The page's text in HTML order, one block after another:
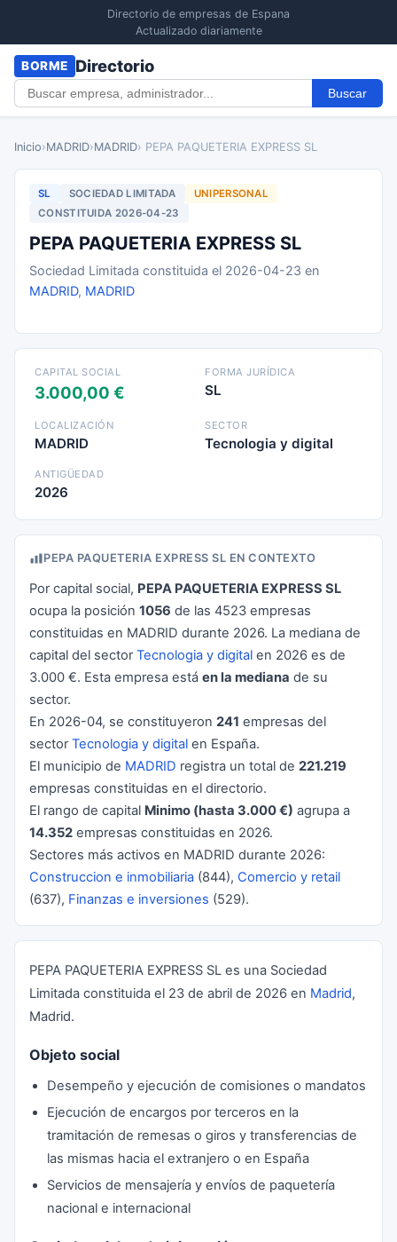
Directorio de empresas de Espana
Actualizado diariamente
BORME Directorio
Buscar
Inicio›MADRID›MADRID› PEPA PAQUETERIA EXPRESS SL
SL SOCIEDAD LIMITADA
UNIPERSONAL
CONSTITUIDA 2026-04-23
PEPA PAQUETERIA EXPRESS SL
Sociedad Limitada constituida el 2026-04-23 en
MADRID, MADRID
CAPITAL SOCIAL
3.000,00 €
FORMA JURÍDICA
SL
LOCALIZACIÓN
MADRID
SECTOR
Tecnologia y digital
ANTIGÜEDAD
2026
PEPA PAQUETERIA EXPRESS SL EN CONTEXTO
Por capital social, PEPA PAQUETERIA EXPRESS SL
ocupa la posición 1056 de las 4523 empresas
constituidas en MADRID durante 2026. La mediana de
capital del sectorTecnologia y digital en 2026 es de
3.000 €. Esta empresa está en la mediana de su
sector.
En 2026-04, se constituyeron 241 empresas del
sectorTecnologia y digital en España.
El municipio de MADRID registra un total de 221.219
empresas constituidas en el directorio.
El rango de capital Minimo (hasta 3.000 €) agrupa a
14.352 empresas constituidas en 2026.
Sectores más activos en MADRID durante 2026:
Construccion e inmobiliaria (844), Comercio y retail
(637), Finanzas e inversiones (529).
PEPA PAQUETERIA EXPRESS SL es una Sociedad
Limitada constituida el 23 de abril de 2026 en Madrid,
Madrid.
Objeto social
Desempeño y ejecución de comisiones o mandatos
Ejecución de encargos por terceros en la
tramitación de remesas o giros y transferencias de
las mismas hacia el extranjero o en España
Servicios de mensajería y envíos de paquetería
nacional e internacional